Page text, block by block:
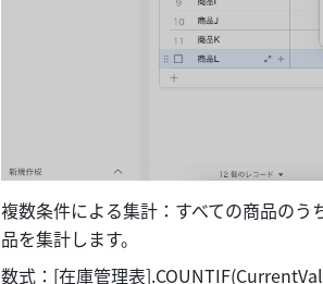
複数条件による集計：すべての商品の
品を集計します。
数式：[在庫管理表